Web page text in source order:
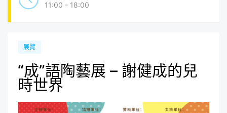
11:00 - 18:00
展覽
“成”語陶藝展 – 謝健成的兒
時世界